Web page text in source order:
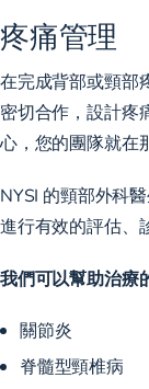
疼痛管理
在完成背部或頸部
密切合作，設計疼
心，您的團隊就在
NYSI 的頸部外科
進行有效的評估、
我們可以幫助治療
關節炎
脊髓型頸椎病